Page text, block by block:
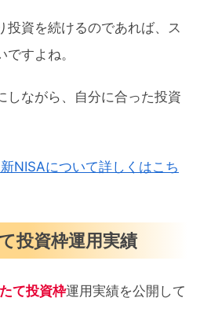
投資を続けるのであれば、ス
すよね。
しながら、自分に合った投資
NISAについて詳しくはこち
投資枠運用実績
て投資枠運用実績を公開して